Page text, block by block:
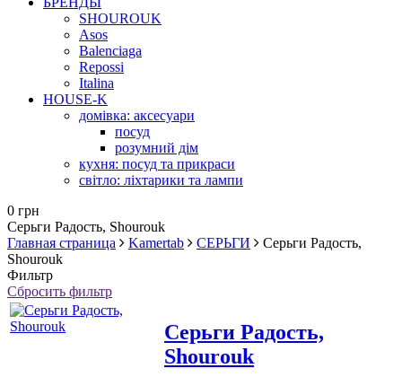
SHOUROUK
Asos
Balenciaga
Repossi
Italina
HOUSE-K
домівка: аксесуари
посуд
розумний дім
кухня: посуд та прикраси
світло: ліхтарики та лампи
0 грн
Серьги Радость, Shourouk
Главная страница
Kamertab СЕРЬГИ
Серьги Радость,
Shourouk
Фильтр
Сбросить фильтр
Серьги Радость,
Shourouk